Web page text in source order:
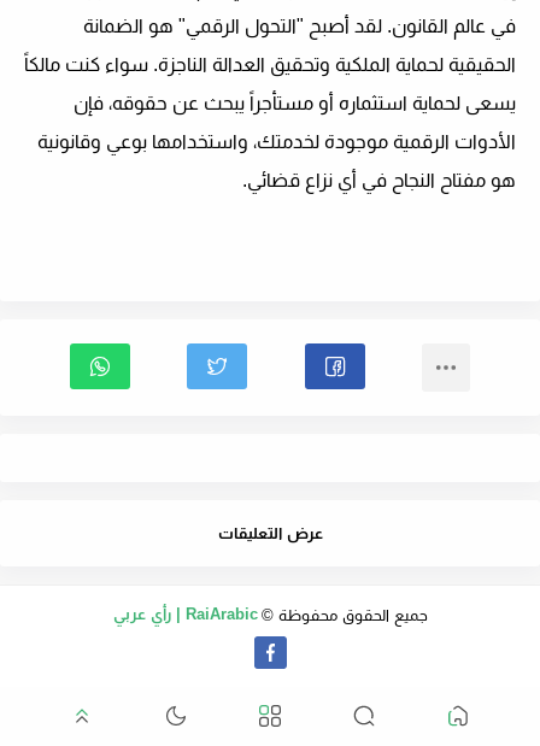
في عالم القانون. لقد أصبح "التحول الرقمي" هو الضمانة
الحقيقية لحماية الملكية وتحقيق العدالة الناجزة. سواء كنت مالكاً
يسعى لحماية استثماره أو مستأجراً يبحث عن حقوقه، فإن
الأدوات الرقمية موجودة لخدمتك، واستخدامها بوعي وقانونية
هو مفتاح النجاح في أي نزاع قضائي.
عرض التعليقات
جميع الحقوق محفوظة © RaiArabic | رأي عربي